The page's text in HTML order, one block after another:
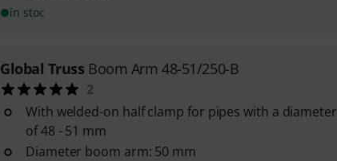
în stoc
Global Truss Boom Arm 48-51/250-B
2
With welded-on half clamp for pipes with a diameter
of 48 - 51 mm
Diameter boom arm: 50 mm